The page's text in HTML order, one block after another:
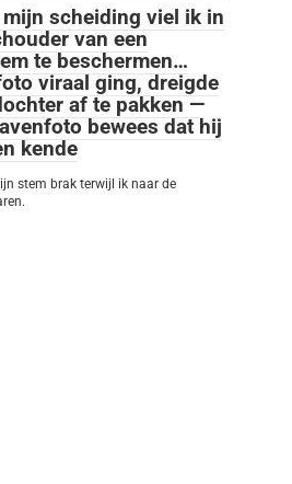
mijn scheiding viel ik in
van een
te beschermen…
viraal ging, dreigde
af te pakken —
bewees dat hij
kende
stem brak terwijl ik naar de